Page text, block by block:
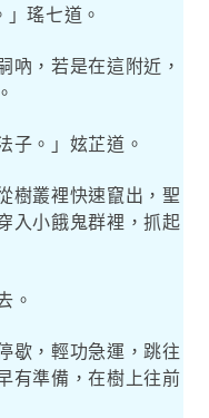
瑤七道。
吶，若是在這附近，
子。」妶芷道。
樹叢裡快速竄出，聖
入小餓鬼群裡，抓起
。
歇，輕功急運，跳往
有準備，在樹上往前